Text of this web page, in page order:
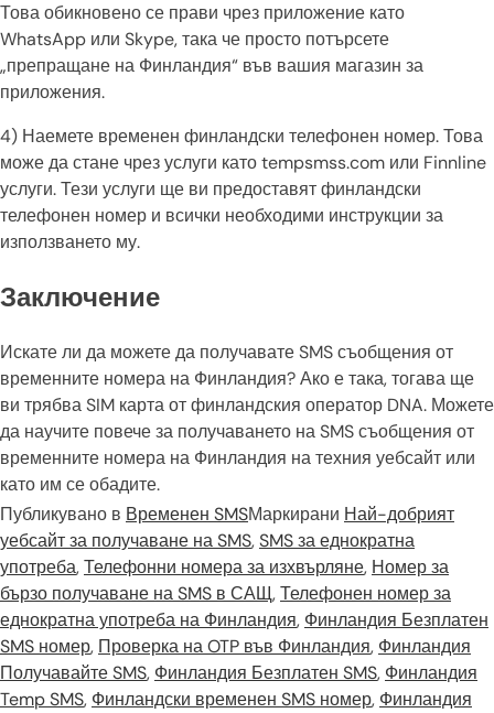
Това обикновено се прави чрез приложение като
WhatsApp или Skype, така че просто потърсете
„препращане на Финландия“ във вашия магазин за
приложения.
4) Наемете временен финландски телефонен номер. Това
може да стане чрез услуги като tempsmss.com или Finnline
услуги. Тези услуги ще ви предоставят финландски
телефонен номер и всички необходими инструкции за
използването му.
Заключение
Искате ли да можете да получавате SMS съобщения от
временните номера на Финландия? Ако е така, тогава ще
ви трябва SIM карта от финландския оператор DNA. Можете
да научите повече за получаването на SMS съобщения от
временните номера на Финландия на техния уебсайт или
като им се обадите.
Публикувано в Временен SMSМаркирани Най-добрият
уебсайт за получаване на SMS,SMS за еднократна
употреба,Телефонни номера за изхвърляне, Номер за
бързо получаване на SMS в САЩ,Телефонен номер за
еднократна употреба на Финландия, Финландия Безплатен
SMS номер, Проверка на OTP във Финландия, Финландия
Получавайте SMS, Финландия Безплатен SMS, Финландия
Temp SMS, Финландски временен SMS номер, Финландия